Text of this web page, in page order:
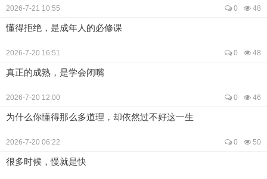
2026-7-21 10:55 0 48
懂得拒绝，是成年人的必修课
2026-7-20 16:51 0 48
真正的成熟，是学会闭嘴
2026-7-20 12:00 0 46
为什么你懂得那么多道理，却依然过不好这一生
2026-7-20 06:22 0 50
很多时候，慢就是快